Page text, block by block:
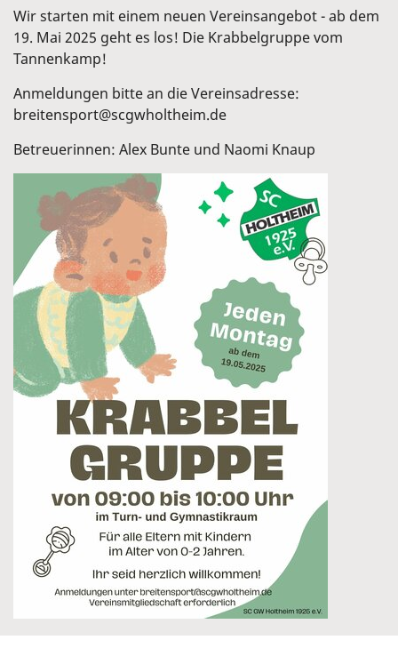
Wir starten mit einem neuen Vereinsangebot - ab dem
19. Mai 2025 geht es los! Die Krabbelgruppe vom
Tannenkamp!
Anmeldungen bitte an die Vereinsadresse:
breitensport@scgwholtheim.de
Betreuerinnen: Alex Bunte und Naomi Knaup